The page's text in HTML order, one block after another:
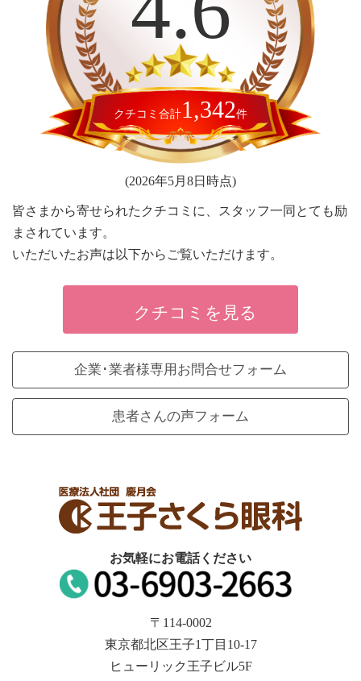
クチコミ合計1,342件
ク
(2026年5月8日時点)
皆さまから寄せられたクチコミに、スタッフ一同とても励
まされています。
いただいたお声は以下からご覧いただけます。
クチコミを見る
企業･業者様専用お問合せフォーム
患者さんの声フォーム
お気軽にお電話ください
〒114-0002
東京都北区王子1丁目10-17
ヒューリック王子ビル5F